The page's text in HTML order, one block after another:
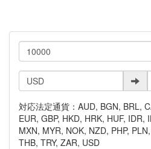
対応法定通貨：AUD, BGN, BRL,
EUR, GBP, HKD, HRK, HUF, IDR,
MXN, MYR, NOK, NZD, PHP,
THB, TRY, ZAR, USD